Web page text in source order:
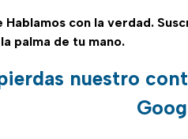
Hablamos con la verdad.
palma de tu mano.
nuestro